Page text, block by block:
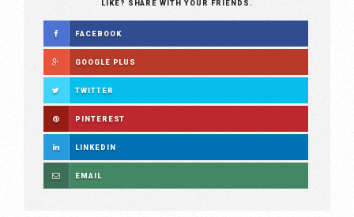
LIKE? SHARE WITH YOUR FRIENDS.
FACEBOOK
GOOGLE PLUS
TWITTER
PINTEREST
LINKEDIN
EMAIL